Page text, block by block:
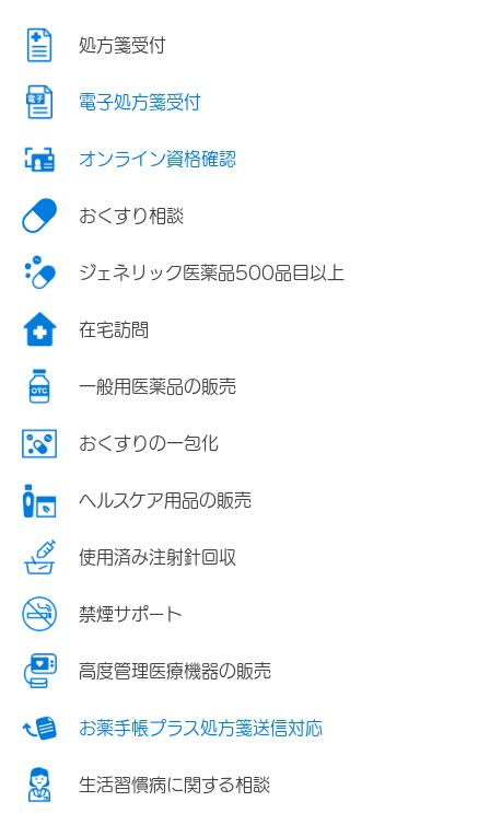
処方箋受付
電子処方箋受付
オンライン資格確認
おくすり相談
ジェネリック医薬品500品目以上
在宅訪問
一般用医薬品の販売
おくすりの一包化
ヘルスケア用品の販売
使用済み注射針回収
禁煙サポート
高度管理医療機器の販売
お薬手帳プラス処方箋送信対応
生活習慣病に関する相談